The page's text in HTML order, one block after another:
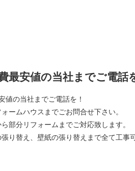
最安値の当社までご電話
値の当社までご電話を！
ームハウスまでごお問合せ下さい。
部分リフォームまでご対応致します。
り替え、壁紙の張り替えまで全て工事